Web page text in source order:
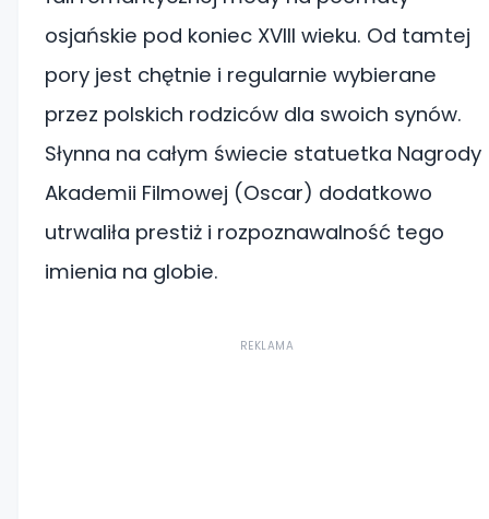
osjańskie pod koniec XVIII wieku. Od tamtej
pory jest chętnie i regularnie wybierane
przez polskich rodziców dla swoich synów.
Słynna na całym świecie statuetka Nagrody
Akademii Filmowej (Oscar) dodatkowo
utrwaliła prestiż i rozpoznawalność tego
imienia na globie.
REKLAMA